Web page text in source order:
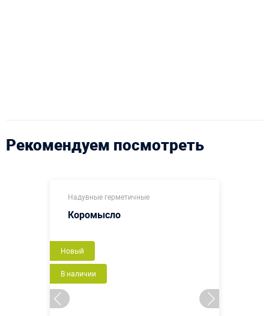
Рекомендуем посмотреть
Надувные герметичные
Коромысло
Новый
В наличии